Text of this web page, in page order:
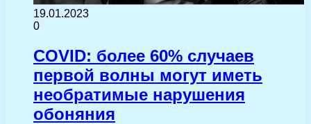
19.01.2023
0
COVID: более 60% случаев
первой волны могут иметь
необратимые нарушения
обоняния